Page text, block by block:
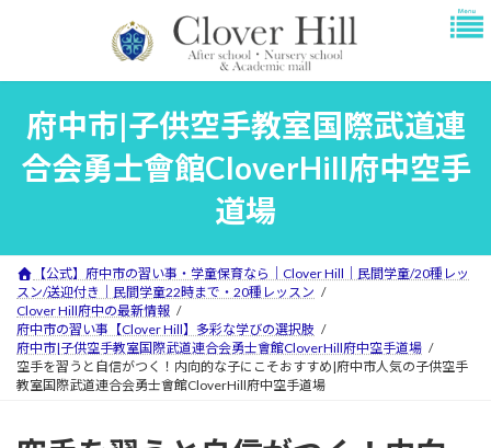
府中市|子供空手教室国際武道連
合会勇士會館CloverHill府中空手
道場
【公式】府中市の習い事・学童保育なら｜Clover Hill｜民間学童/20種レッ
スン/送迎付き｜民間学童22時まで・20種レッスン
Clover Hill府中の最新情報
府中市の習い事【Clover Hill】多彩な学びの選択肢
府中市|子供空手教室国際武道連合会勇士會館CloverHill府中空手道場
空手を習うと自信がつく！内向的な子にこそおすすめ|府中市人気の子供空手
教室国際武道連合会勇士會館CloverHill府中空手道場